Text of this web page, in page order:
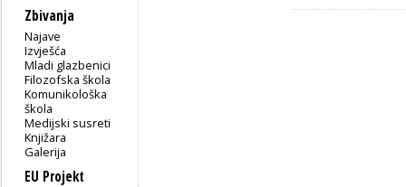
Zbivanja
Najave
Izvješća
Mladi glazbenici
Filozofska škola
Komunikološka
škola
Medijski susreti
Knjižara
Galerija
EU Projekt